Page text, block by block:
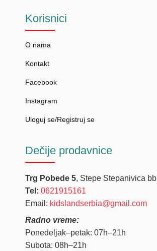
Korisnici
O nama
Kontakt
Facebook
Instagram
Uloguj se/Registruj se
Dečije prodavnice
Trg Pobede 5, Stepe Stepanivica bb
Tel: 0621915161
Email: kidslandserbia@gmail.com
Radno vreme:
Ponedeljak–petak: 07h–21h
Subota: 08h–21h